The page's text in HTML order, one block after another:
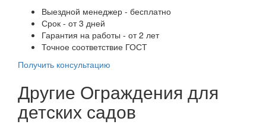
Выездной менеджер - бесплатно
Срок - от 3 дней
Гарантия на работы - от 2 лет
Точное соответствие ГОСТ
Получить консультацию
Другие Ограждения для
детских садов